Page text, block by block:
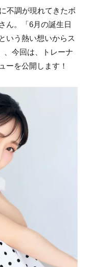
不調が現れてきたボ
ん。「6月の誕生日
いう熱い想いからス
、今回は、トレーナ
ーを公開します！